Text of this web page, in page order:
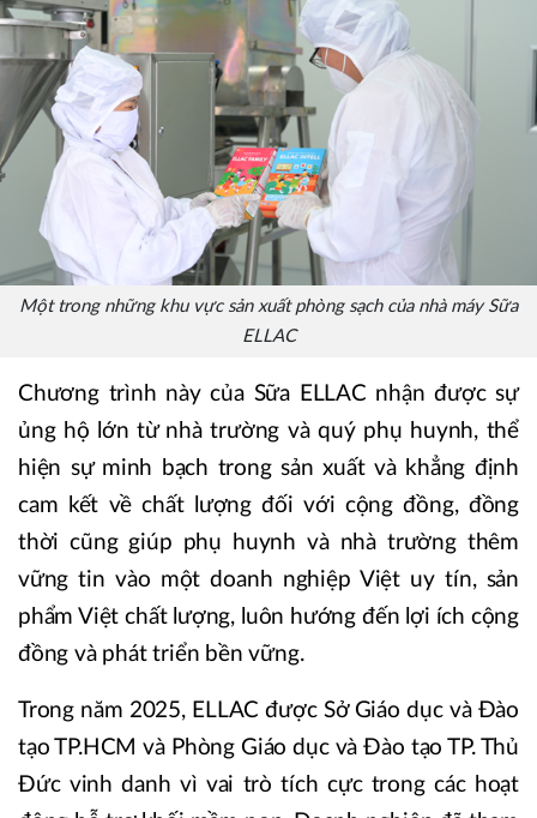
Một trong những khu vực sản xuất phòng sạch của nhà máy Sữa
ELLAC
Chương trình này của Sữa ELLAC nhận được sự
ủng hộ lớn từ nhà trường và quý phụ huynh, thể
hiện sự minh bạch trong sản xuất và khẳng định
cam kết về chất lượng đối với cộng đồng, đồng
thời cũng giúp phụ huynh và nhà trường thêm
vững tin vào một doanh nghiệp Việt uy tín, sản
phẩm Việt chất lượng, luôn hướng đến lợi ích cộng
đồng và phát triển bền vững.
Trong năm 2025, ELLAC được Sở Giáo dục và Đào
tạo TP.HCM và Phòng Giáo dục và Đào tạo TP. Thủ
Đức vinh danh vì vai trò tích cực trong các hoạt